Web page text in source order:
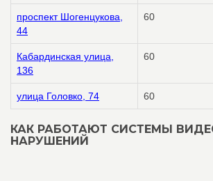
проспект Шогенцукова,
44
60
Кабардинская улица,
136
60
улица Головко, 74 60
КАК РАБОТАЮТ СИСТЕМЫ
НАРУШЕНИЙ